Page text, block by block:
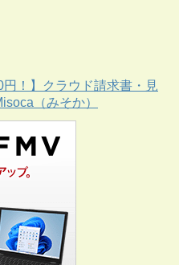
円！】クラウド請求書・見
（みそか）